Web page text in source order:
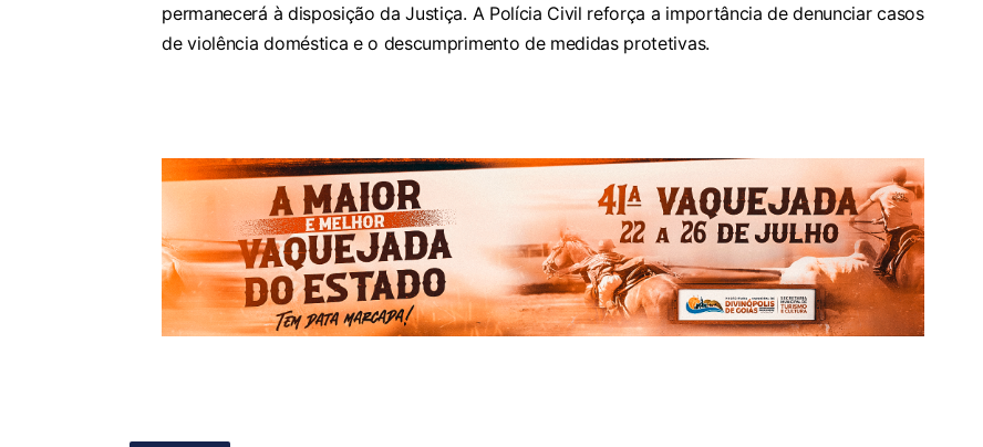
permanecerá à disposição da Justiça. A Polícia Civil reforça a importância de denunciar casos
de violência doméstica e o descumprimento de medidas protetivas.